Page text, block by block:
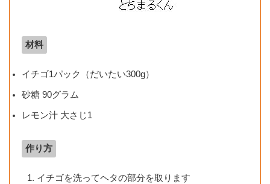
材料
イチゴ1パック（だいたい300g）
砂糖 90グラム
レモン汁 大さじ1
作り方
イチゴを洗ってヘタの部分を取ります